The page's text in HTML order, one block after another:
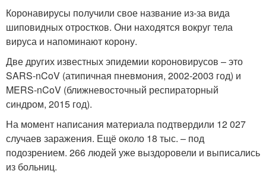
Коронавирусы получили свое название из-за вида
шиповидных отростков. Они находятся вокруг тела
вируса и напоминают корону.
Две других известных эпидемии короновирусов – это
SARS-nCoV (атипичная пневмония, 2002-2003 год) и
MERS-nCoV (ближневосточный респираторный
синдром, 2015 год).
На момент написания материала подтвердили 12 027
случаев заражения. Ещё около 18 тыс. – под
подозрением. 266 людей уже выздоровели и выписались
из больниц.